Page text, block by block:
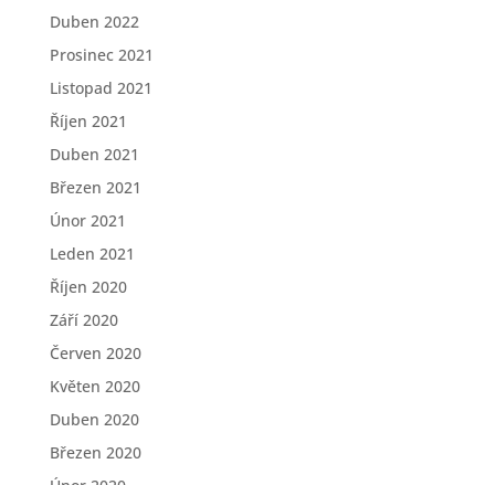
Duben 2022
Prosinec 2021
Listopad 2021
Říjen 2021
Duben 2021
Březen 2021
Únor 2021
Leden 2021
Říjen 2020
Září 2020
Červen 2020
Květen 2020
Duben 2020
Březen 2020